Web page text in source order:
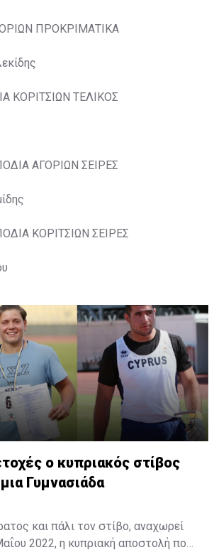
ΠΡΟΚΡΙΜΑΤΙΚΑ
ΚΟΡΙΤΣΙΩΝ ΤΕΛΙΚΟΣ
ΑΓΟΡΙΩΝ ΣΕΙΡΕΣ
ΚΟΡΙΤΣΙΩΝ ΣΕΙΡΕΣ
ο κυπριακός στίβος
Γυμνασιάδα
και πάλι τον στίβο, αναχωρεί
2022, η κυπριακή αποστολή που